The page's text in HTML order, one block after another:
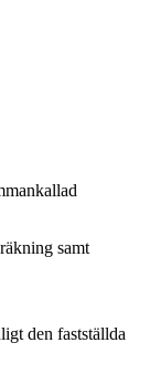
samt
den fastställda